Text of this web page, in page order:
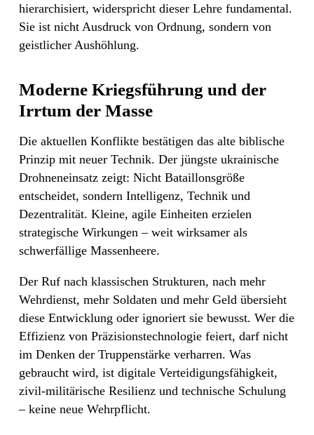
hierarchisiert, widerspricht dieser Lehre fundamental.
Sie ist nicht Ausdruck von Ordnung, sondern von
geistlicher Aushöhlung.
Moderne Kriegsführung und der
Irrtum der Masse
Die aktuellen Konflikte bestätigen das alte biblische
Prinzip mit neuer Technik. Der jüngste ukrainische
Drohneneinsatz zeigt: Nicht Bataillonsgröße
entscheidet, sondern Intelligenz, Technik und
Dezentralität. Kleine, agile Einheiten erzielen
strategische Wirkungen – weit wirksamer als
schwerfällige Massenheere.
Der Ruf nach klassischen Strukturen, nach mehr
Wehrdienst, mehr Soldaten und mehr Geld übersieht
diese Entwicklung oder ignoriert sie bewusst. Wer die
Effizienz von Präzisionstechnologie feiert, darf nicht
im Denken der Truppenstärke verharren. Was
gebraucht wird, ist digitale Verteidigungsfähigkeit,
zivil-militärische Resilienz und technische Schulung
– keine neue Wehrpflicht.